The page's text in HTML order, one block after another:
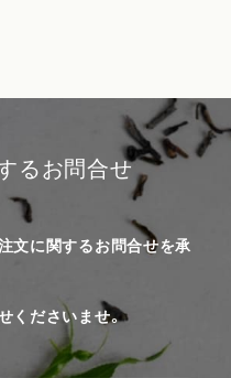
るお問合せ
文に関するお問合せを承
くださいませ。